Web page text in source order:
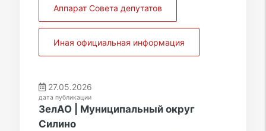
Аппарат Совета депутатов
Иная официальная информация
27.05.2026
дата публикации
ЗелАО | Муниципальный округ
Силино